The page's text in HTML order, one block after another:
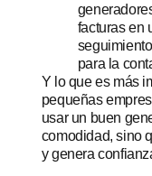
facturas en
para la
Y lo que es más
pequeñas
usar un buen
comodidad, sino
y genera